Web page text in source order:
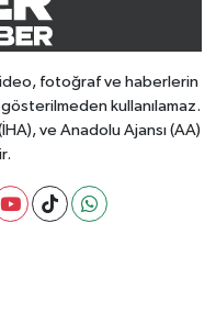
fotoğraf ve haberlerin
gösterilmeden kullanılamaz.
ve Anadolu Ajansı (AA)